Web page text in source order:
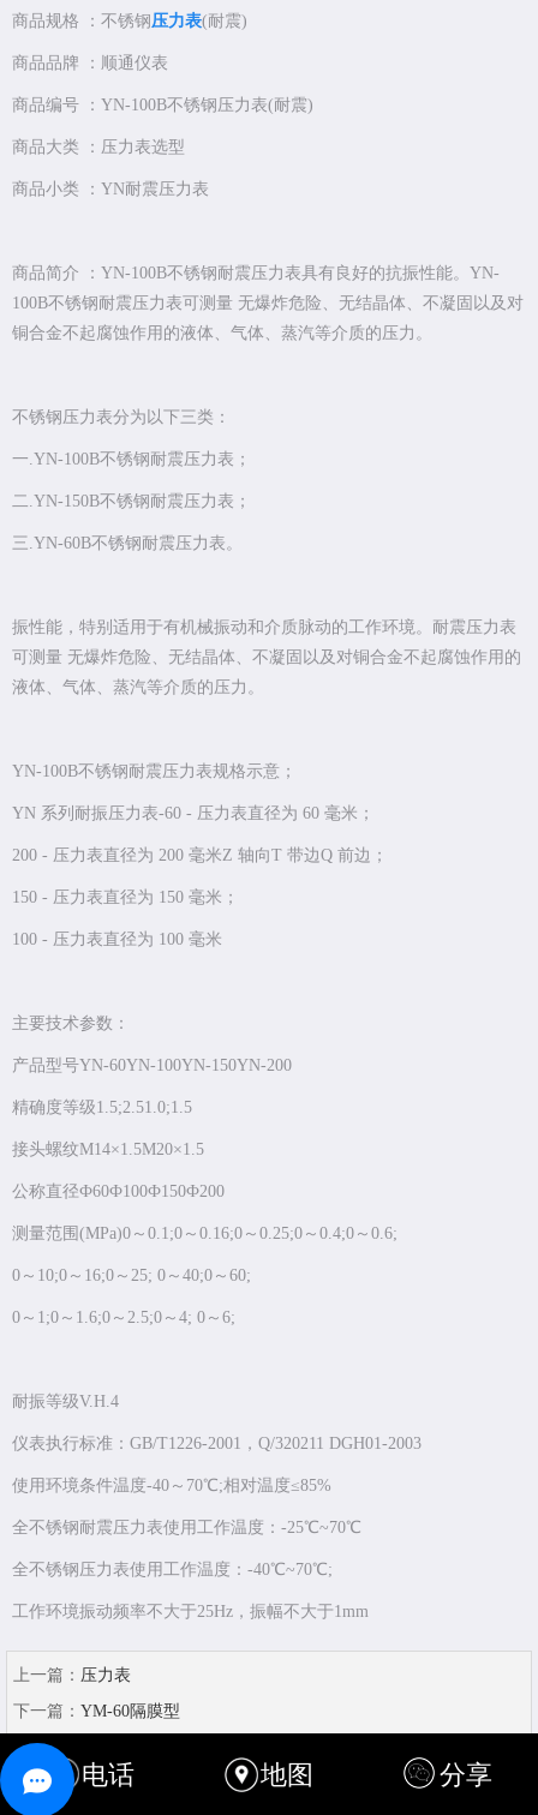
商品规格 ：不锈钢压力表(耐震)
商品品牌 ：顺通仪表
商品编号 ：YN-100B不锈钢压力表(耐震)
商品大类 ：压力表选型
商品小类 ：YN耐震压力表
商品简介 ：YN-100B不锈钢耐震压力表具有良好的抗振性能。YN-
100B不锈钢耐震压力表可测量 无爆炸危险、无结晶体、不凝固以及对
铜合金不起腐蚀作用的液体、气体、蒸汽等介质的压力。
不锈钢压力表分为以下三类：
一.YN-100B不锈钢耐震压力表；
二.YN-150B不锈钢耐震压力表；
三.YN-60B不锈钢耐震压力表。
振性能，特别适用于有机械振动和介质脉动的工作环境。耐震压力表
可测量 无爆炸危险、无结晶体、不凝固以及对铜合金不起腐蚀作用的
液体、气体、蒸汽等介质的压力。
YN-100B不锈钢耐震压力表规格示意；
YN 系列耐振压力表-60 - 压力表直径为 60 毫米；
200 - 压力表直径为 200 毫米Z 轴向T 带边Q 前边；
150 - 压力表直径为 150 毫米；
100 - 压力表直径为 100 毫米
主要技术参数：
产品型号YN-60YN-100YN-150YN-200
精确度等级1.5;2.51.0;1.5
接头螺纹M14×1.5M20×1.5
公称直径Ф60Ф100Ф150Ф200
测量范围(MPa)0～0.1;0～0.16;0～0.25;0～0.4;0～0.6;
0～10;0～16;0～25; 0～40;0～60;
0～1;0～1.6;0～2.5;0～4; 0～6;
耐振等级V.H.4
仪表执行标准：GB/T1226-2001，Q/320211 DGH01-2003
使用环境条件温度-40～70℃;相对温度≤85%
全不锈钢耐震压力表使用工作温度：-25℃~70℃
全不锈钢压力表使用工作温度：-40℃~70℃;
工作环境振动频率不大于25Hz，振幅不大于1mm
上一篇： 压力表
下一篇： YM-60隔膜型
电话 地图 分享